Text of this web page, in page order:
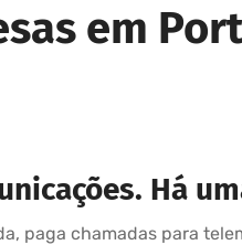
em
Há
paga chamadas para